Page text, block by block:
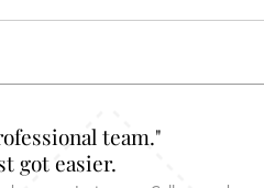
team."
got easier.